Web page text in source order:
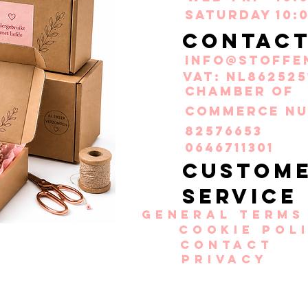
Saturday
VAT:
Chamber of
Commerce
82576653
0646711301
service
General
Cookie
Privacy
Contact